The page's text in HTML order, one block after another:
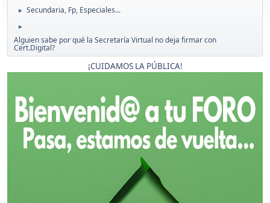
► Secundaria, Fp, Especiales...
►
Alguien sabe por qué la Secretaría Virtual no deja firmar con
Cert.Digital?
¡CUIDAMOS LA PÚBLICA!